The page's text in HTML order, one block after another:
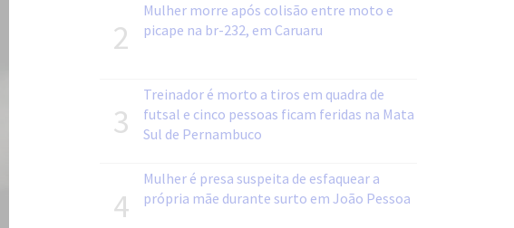
2
Mulher morre após colisão entre moto e
picape na br-232, em Caruaru
3
Treinador é morto a tiros em quadra de
futsal e cinco pessoas ficam feridas na Mata
Sul de Pernambuco
4
Mulher é presa suspeita de esfaquear a
própria mãe durante surto em João Pessoa